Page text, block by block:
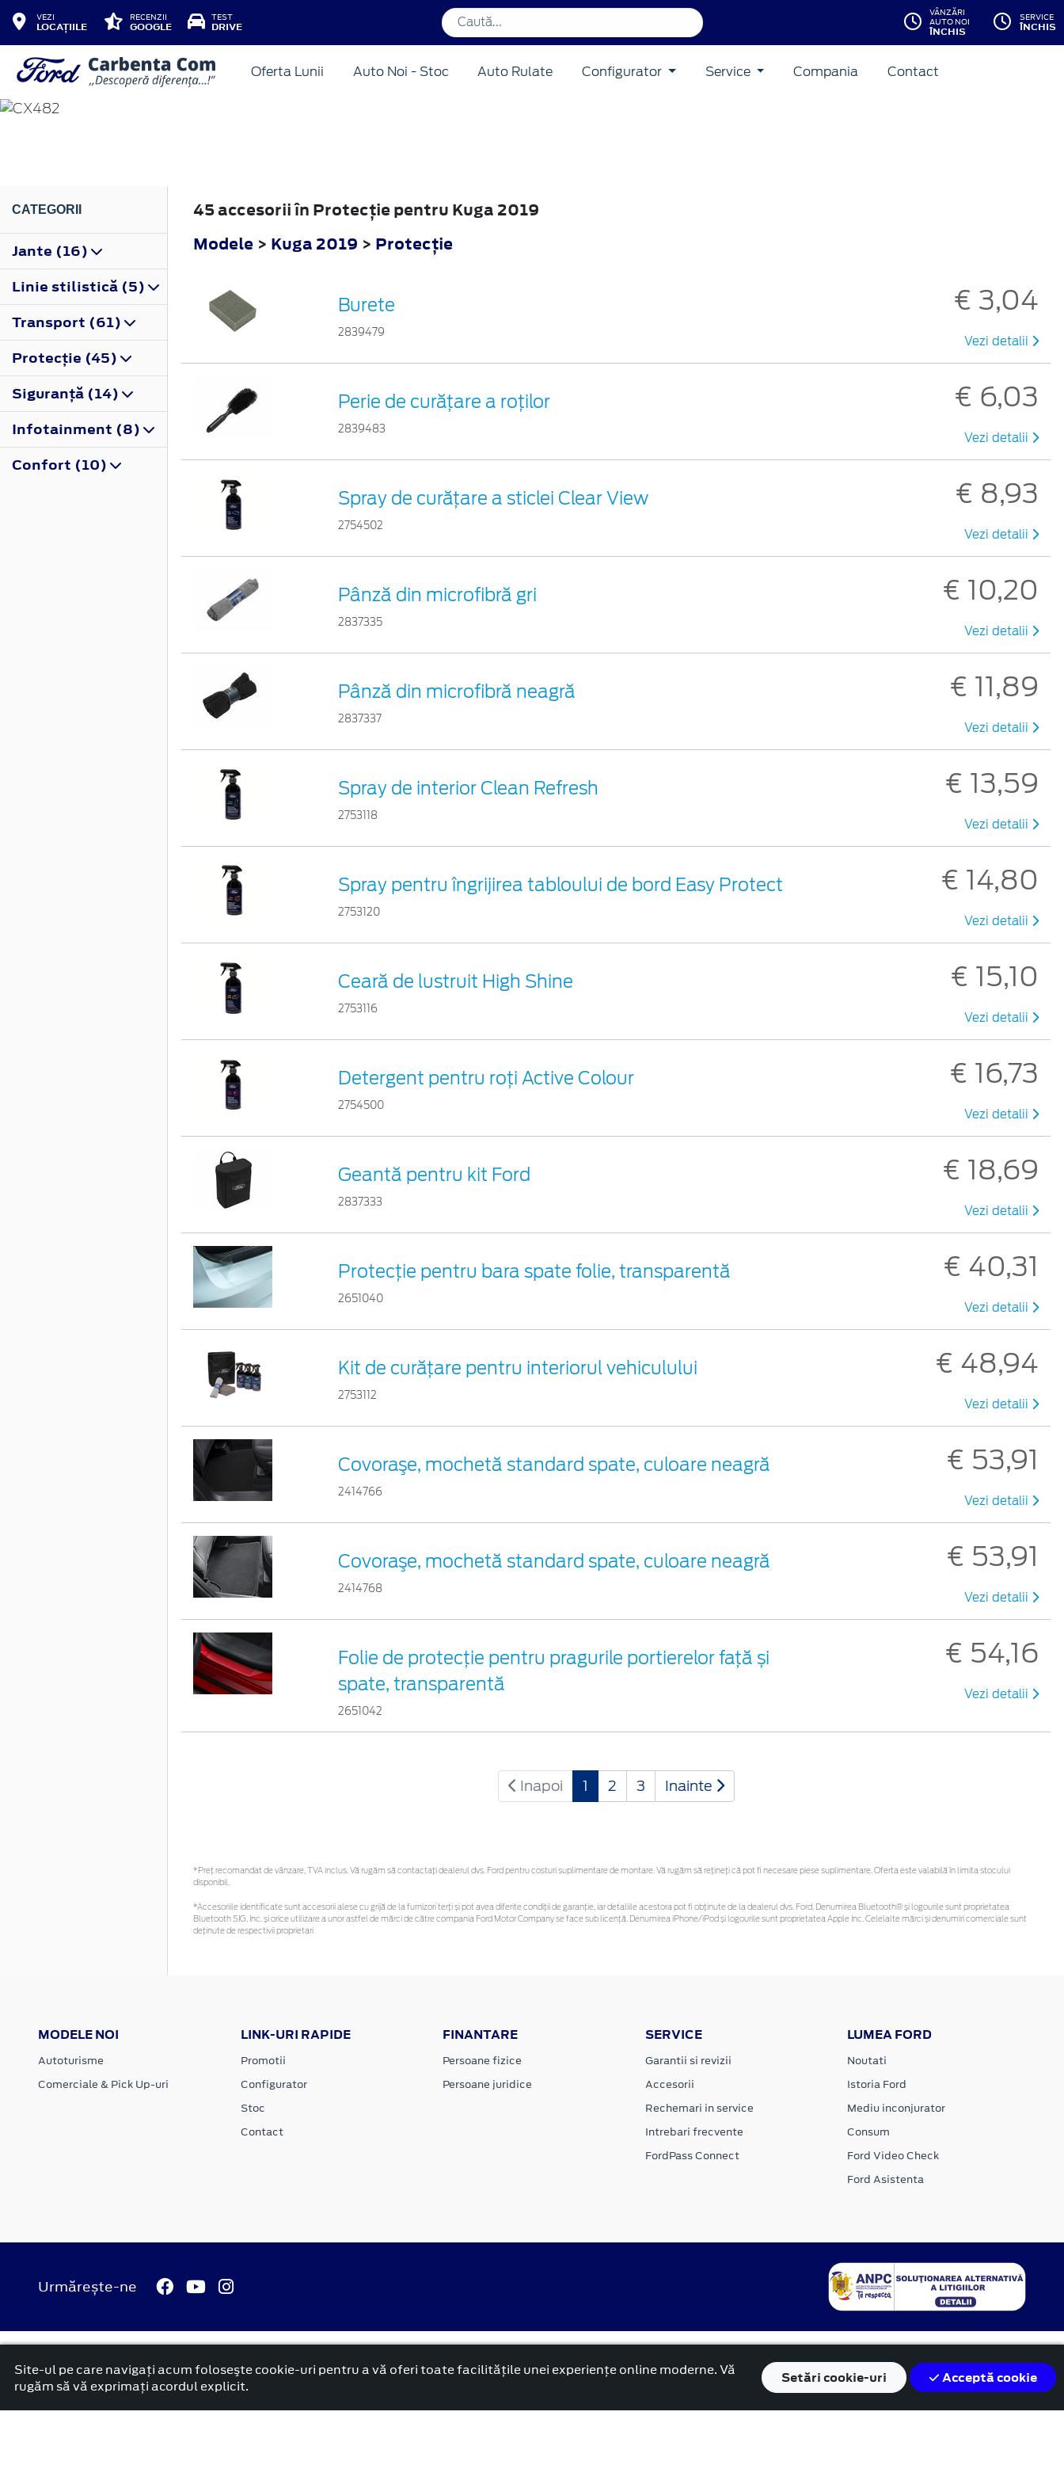
VEZI
LOCAȚIILE
RECENZII
GOOGLE
TEST
DRIVE
VÂNZĂRI
AUTO NOI
ÎNCHIS
SERVICE
ÎNCHIS
Oferta Lunii Auto Noi - Stoc Auto Rulate Configurator Service Compania Contact
KUGA
CATEGORII
Jante (16)
Linie stilistică (5)
Transport (61)
Protecţie (45)
Siguranţă (14)
Infotainment (8)
Confort (10)
45 accesorii în Protecţie pentru Kuga 2019
Modele > Kuga 2019 > Protecţie
Burete
2839479
€ 3,04
Vezi detalii
Perie de curățare a roților
2839483
€ 6,03
Vezi detalii
Spray de curățare a sticlei Clear View
2754502
€ 8,93
Vezi detalii
Pânză din microfibră gri
2837335
€ 10,20
Vezi detalii
Pânză din microfibră neagră
2837337
€ 11,89
Vezi detalii
Spray de interior Clean Refresh
2753118
€ 13,59
Vezi detalii
Spray pentru îngrijirea tabloului de bord Easy Protect
2753120
€ 14,80
Vezi detalii
Ceară de lustruit High Shine
2753116
€ 15,10
Vezi detalii
Detergent pentru roți Active Colour
2754500
€ 16,73
Vezi detalii
Geantă pentru kit Ford
2837333
€ 18,69
Vezi detalii
Protecţie pentru bara spate folie, transparentă
2651040
€ 40,31
Vezi detalii
Kit de curățare pentru interiorul vehiculului
2753112
€ 48,94
Vezi detalii
Covoraşe, mochetă standard spate, culoare neagră
2414766
€ 53,91
Vezi detalii
Covoraşe, mochetă standard spate, culoare neagră
2414768
€ 53,91
Vezi detalii
Folie de protecție pentru pragurile portierelor față și
spate, transparentă
2651042
€ 54,16
Vezi detalii
Inapoi 1 2 3 Inainte
*Preţ recomandat de vânzare, TVA inclus. Vă rugăm să contactaţi dealerul dvs. Ford pentru costuri suplimentare de montare. Vă rugăm să rețineți că pot fi necesare piese suplimentare. Oferta este valabilă în limita stocului
disponibil.
*Accesoriile identificate sunt accesorii alese cu grijă de la furnizori terți și pot avea diferite condiții de garanție, iar detaliile acestora pot fi obținute de la dealerul dvs. Ford. Denumirea Bluetooth® și logourile sunt proprietatea
Bluetooth SIG, Inc. și orice utilizare a unor astfel de mărci de către compania Ford Motor Company se face sub licență. Denumirea iPhone/iPod și logourile sunt proprietatea Apple Inc. Celelalte mărci și denumiri comerciale sunt
deținute de respectivii proprietari
MODELE NOI
Autoturisme
Comerciale & Pick Up-uri
LINK-URI RAPIDE
Promotii
Configurator
Stoc
Contact
FINANTARE
Persoane fizice
Persoane juridice
SERVICE
Garantii si revizii
Accesorii
Rechemari in service
Intrebari frecvente
FordPass Connect
LUMEA FORD
Noutati
Istoria Ford
Mediu inconjurator
Consum
Ford Video Check
Ford Asistenta
Urmărește-ne
platformă dezvoltată de Workleto
Site-ul pe care navigați acum foloseşte cookie-uri pentru a vă oferi toate facilitățile unei experiențe online moderne. Vă
rugăm să vă exprimați acordul explicit.
Setăricookie-uri Acceptă cookie